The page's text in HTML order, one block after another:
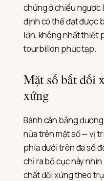
chứng ở chiều ngược
định có thể đạt được
lớn, không nhất thiết
tourbillon phức tạp.
Mặt số bất đối
xứng
Bánh cân bằng
nửa trên mặt số — vị
phía dưới trên đa số
chỉ ra bố cục này
chất đối xứng theo